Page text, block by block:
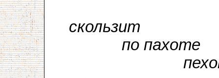
скользит
по пахоте